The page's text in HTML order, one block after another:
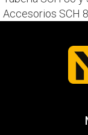
Accesorios SCH